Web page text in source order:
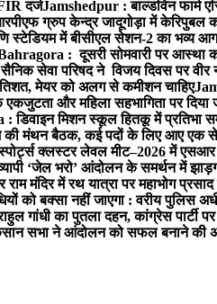
दर्जJamshedpur : बाल्डविन फार्म
ग्रुप केन्द्र जादूगोड़ा में केरिपुबल
स्टेडियम में बीसीएल सेशन-2 का भव्य
: दूसरी सोमवारी पर आस्था
सेवा परिषद ने विजय दिवस पर वीर
मेयर को अलग से कमीशन चाहिए
और महिला सहभागिता पर दिया
डिवाइन मिशन स्कूल हितकू में प्रतिभा
मंथन बैठक, कई पदों के लिए आए एक से
क्लस्टर लेवल मीट–2026 में एसआर
‘जेल भरो’ आंदोलन के समर्थन में
राम मंदिर में रथ यात्रा पर महाभोग
को बक्सा नहीं जाएगा : वरीय पुलिस
गांधी का पुतला दहन, कांग्रेस पार्टी
सभा ने आंदोलन को सफल बनाने की